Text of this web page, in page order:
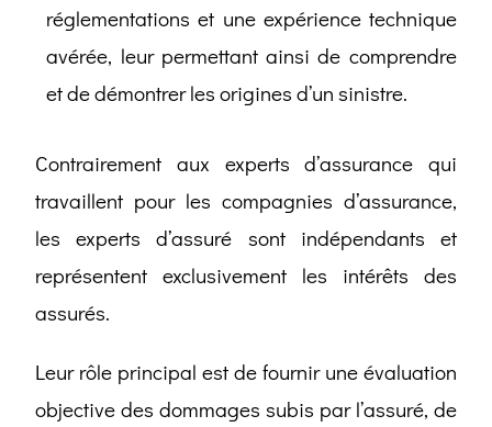
réglementations et une expérience technique
avérée, leur permettant ainsi de comprendre
et de démontrer les origines d’un sinistre.
Contrairement aux experts d’assurance qui
travaillent pour les compagnies d’assurance,
les experts d’assuré sont indépendants et
représentent exclusivement les intérêts des
assurés.
Leur rôle principal est de fournir une évaluation
objective des dommages subis par l’assuré, de